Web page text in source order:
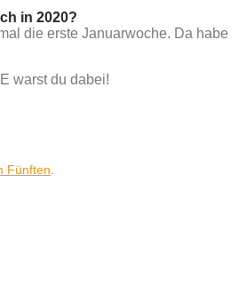
in 2020?
die erste Januarwoche. Da habe
warst du dabei!
Fünften